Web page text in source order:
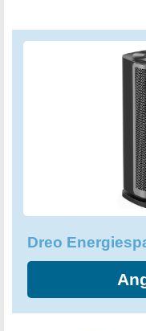
Raumes abdecken
Verteilung der
automatische
Strom zu sparen und
Die Fernbedienung
auch aus einer
versteckte Griff den
erleichtert. Sicherheit
Heizlüfter groß
flammhemmende
sorgen dafür, dass
24 Stunden machen
Lautstärke von nur
Bibliothek versetzt
Technologie von